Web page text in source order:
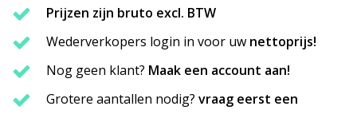
Prijzen zijn bruto excl. BTW
Wederverkopers login in voor uw nettoprijs!
Nog geen klant? Maak een account aan!
Grotere aantallen nodig? vraag eerst een